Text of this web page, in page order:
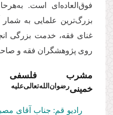
فوق‌العاده‌ای است.
بزرگ‌ترین علمایی به
غنای فقه، خدمت بزرگی
روی پژوهشگران فقه و
مشرب
خمینی‌رضوان‌الله‌تعالی‌علیه
رادیو قم: جناب آقای